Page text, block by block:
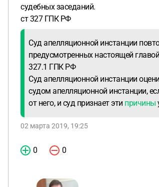
судебных заседаний.
ст 327 ГПК РФ
Суд апелляционной инстанции
предусмотренных настоящей
327.1 ГПК РФ
Суд апелляционной инстанции
судом апелляционной инстанции,
от него, и суд признает эти причины
02 марта 2019, 19:25
0 0